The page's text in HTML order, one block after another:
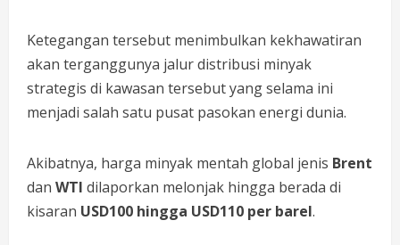
Ketegangan tersebut menimbulkan kekhawatiran
akan terganggunya jalur distribusi minyak
strategis di kawasan tersebut yang selama ini
menjadi salah satu pusat pasokan energi dunia.
Akibatnya, harga minyak mentah global jenis Brent
dan WTI dilaporkan melonjak hingga berada di
kisaran USD100 hingga USD110 per barel.